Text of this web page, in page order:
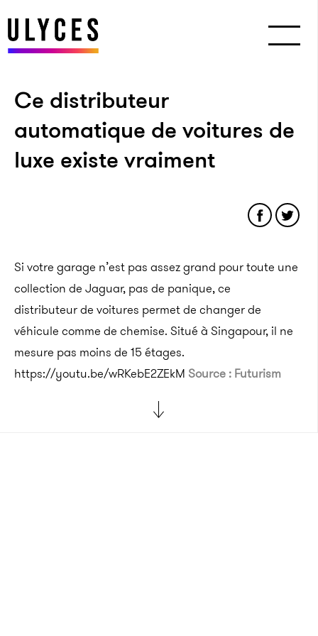
Ce distributeur
automatique de voitures de
luxe existe vraiment
Si votre garage n’est pas assez grand pour toute une
collection de Jaguar, pas de panique, ce
distributeur de voitures permet de changer de
véhicule comme de chemise. Situé à Singapour, il ne
mesure pas moins de 15 étages.
https://youtu.be/wRKebE2ZEkM Source : Futurism